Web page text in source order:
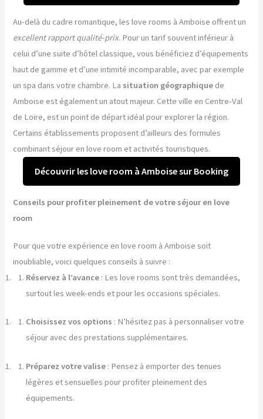
Au-delà du cadre romantique, les love rooms à Amboise offrent un
excellent rapport qualité-prix. Pour un tarif souvent inférieur à
celui d’une suite d’hôtel classique, vous bénéficiez d’équipements
haut de gamme et d’une intimité incomparable, avec par exemple
un spa dans votre chambre. La situation géographique de
Amboise est également un atout majeur. Cette ville en Centre-Val
de Loire, est un point de départ idéal pour explorer la région.
Certains établissements proposent d’ailleurs des formules
combinant séjour en love room et activités touristiques.
Découvrir les love room à Amboise sur Booking
Conseils pour profiter pleinement de votre séjour en love
room
Pour que votre expérience en love room à Amboise soit
inoubliable, voici quelques conseils à suivre :
Réservez à l’avance : Les love rooms sont très demandées,
surtout les week-ends et pour les occasions spéciales.
Choisissez vos options : N’hésitez pas à personnaliser votre
séjour avec des prestations supplémentaires.
Préparez votre valise : Pensez à emporter des tenues
légères et sensuelles pour profiter pleinement des
équipements.